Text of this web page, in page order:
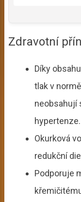
Zdravotní
Díky
tlak v
neobsahují
hypertenze.
Okurková
redukční
Podporuje